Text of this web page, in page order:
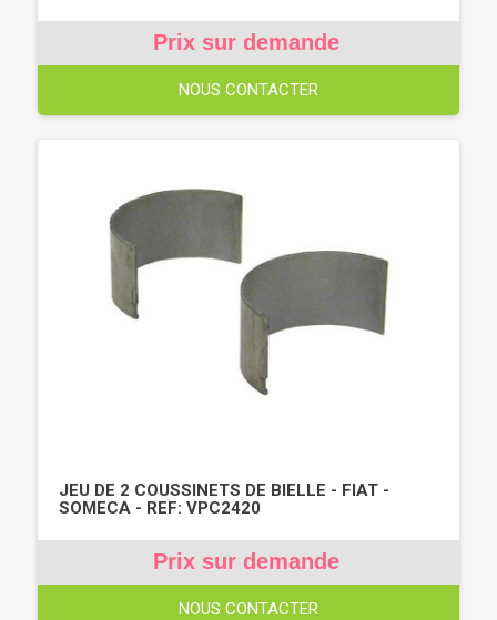
Prix sur demande
NOUS CONTACTER
JEU DE 2 COUSSINETS DE BIELLE - FIAT -
SOMECA - REF: VPC2420
Prix sur demande
NOUS CONTACTER